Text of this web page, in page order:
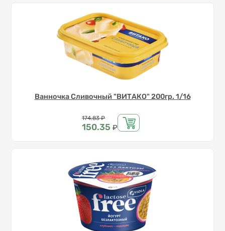
Ванночка Сливочный "ВИТАКО" 200гр. 1/16
Цена
174.83 ₽
150.35 ₽